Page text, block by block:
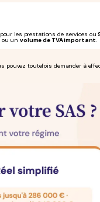
pour les prestations de services ou
ou unvolume de TVA important.
pouvez toutefois demander à